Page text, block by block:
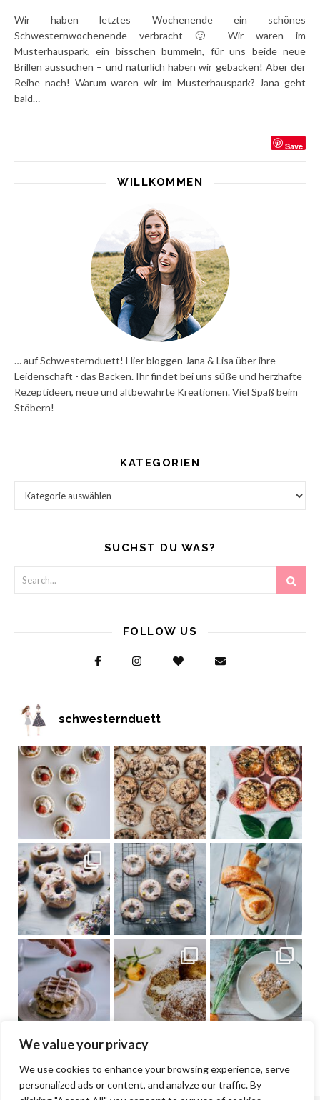
We value your privacy
We use cookies to enhance your browsing experience, serve
personalized ads or content, and analyze our traffic. By
Wir haben letztes Wochenende ein schönes
Schwesternwochenende verbracht 🙂 Wir waren im
Musterhauspark, ein bisschen bummeln, für uns beide neue
Brillen aussuchen – und natürlich haben wir gebacken! Aber der
Reihe nach! Warum waren wir im Musterhauspark? Jana geht
bald…
Save
WILLKOMMEN
… auf Schwesternduett! Hier bloggen Jana & Lisa über ihre
Leidenschaft - das Backen. Ihr findet bei uns süße und herzhafte
Rezeptideen, neue und altbewährte Kreationen. Viel Spaß beim
Stöbern!
KATEGORIEN
SUCHST DU WAS?
FOLLOW US
schwesternduett